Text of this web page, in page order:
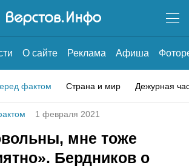
О сайте Реклама Афиша
фактом Страна и мир Дежурная
1 февраля 2021
мне тоже
Бердников о